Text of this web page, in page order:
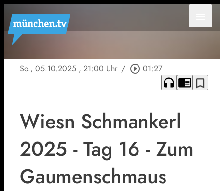
So., 05.10.2025 , 21:00 Uhr / play_circle_outline 01:27
headphones chrome_reader_mode bookmark_border
Wiesn Schmankerl
2025 - Tag 16 - Zum
Gaumenschmaus